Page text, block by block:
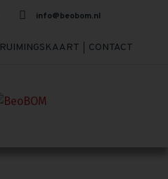
info@beobom.nl
RUIMINGSKAART CONTACT